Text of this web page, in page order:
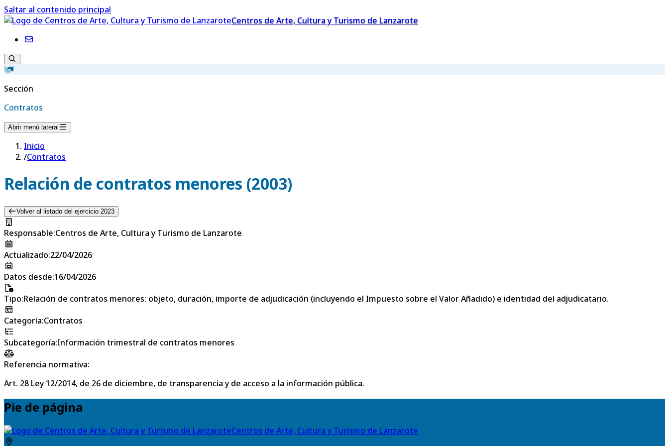
Saltar al contenido principal
Centros de Arte, Cultura y Turismo de Lanzarote
Sección
Contratos
Abrir menú lateral
Inicio
/Contratos
Relación de contratos menores (2003)
Volver al listado del ejercicio 2023
Responsable:Centros de Arte, Cultura y Turismo de Lanzarote
Actualizado:22/04/2026
Datos desde:16/04/2026
Tipo:Relación de contratos menores: objeto, duración, importe de adjudicación (incluyendo el Impuesto sobre el Valor Añadido) e identidad del adjudicatario.
Categoría:Contratos
Subcategoría:Información trimestral de contratos menores
Referencia normativa:
Art. 28 Ley 12/2014, de 26 de diciembre, de transparencia y de acceso a la información pública.
Pie de página
Centros de Arte, Cultura y Turismo de Lanzarote